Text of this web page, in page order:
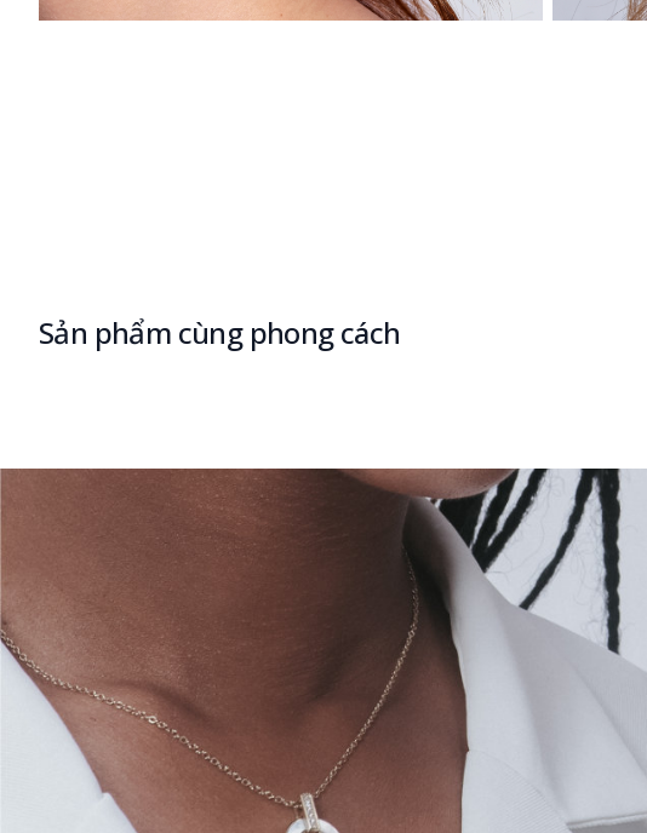
Sản phẩm cùng phong cách